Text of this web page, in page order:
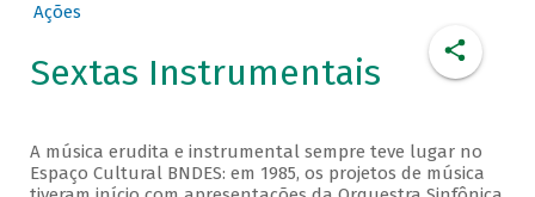
Ações
Sextas Instrumentais
A música erudita e instrumental sempre teve lugar no
Espaço Cultural BNDES: em 1985, os projetos de música